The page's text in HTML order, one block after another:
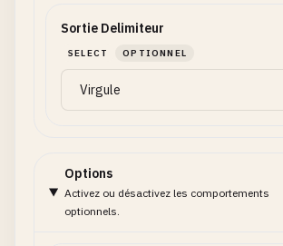
Sortie Delimiteur
SELECT OPTIONNEL
Options
Activez ou désactivez les comportements
optionnels.